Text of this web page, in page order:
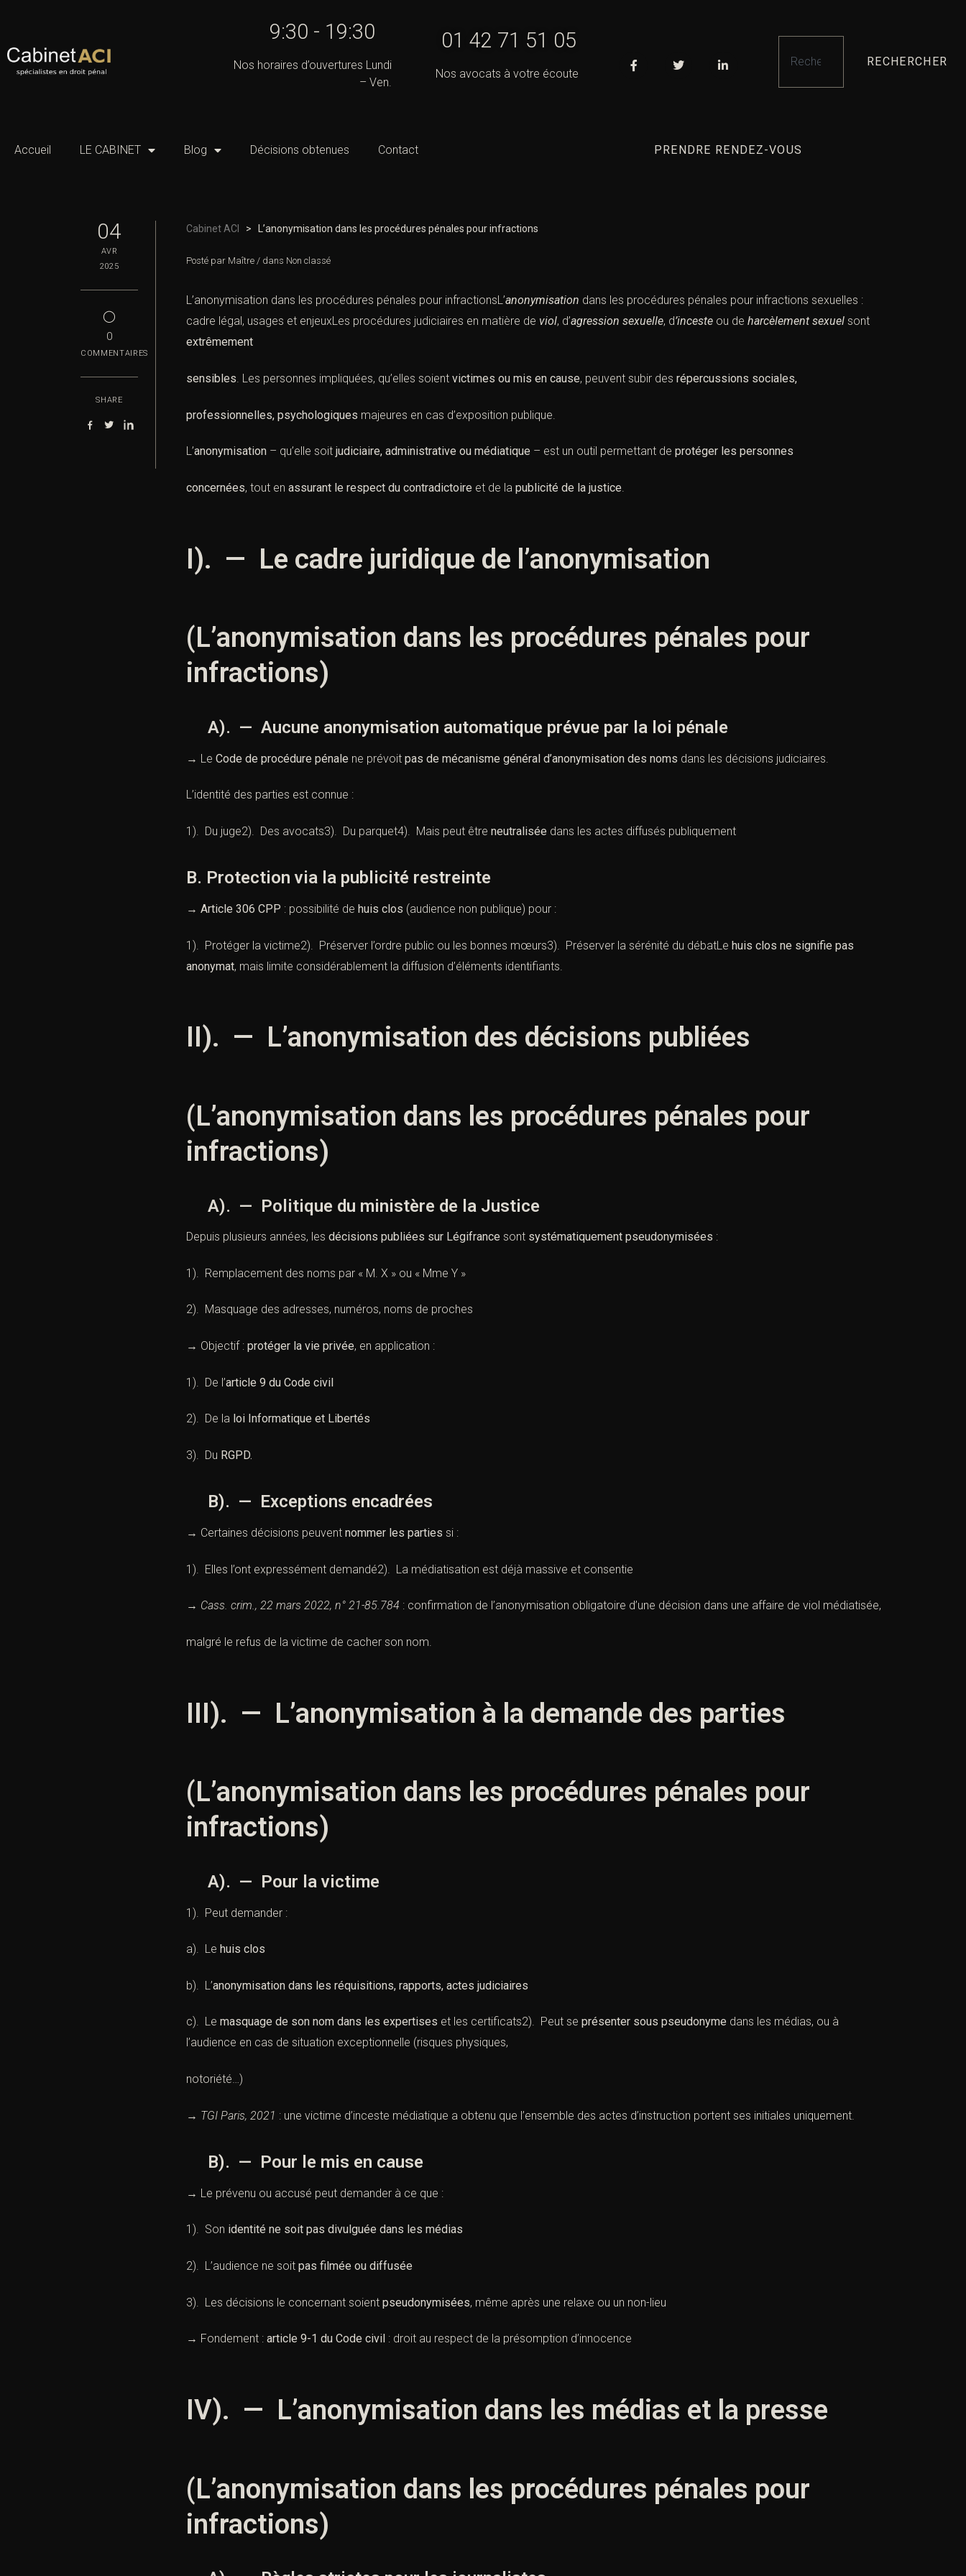
9:30 - 19:30
Nos horaires d’ouvertures Lundi
– Ven.
01 42 71 51 05
Nos avocats à votre écoute
RECHERCHER
Accueil LE CABINET Blog Décisions obtenues Contact PRENDRE RENDEZ-VOUS
04
AVR
2025
◯
0
COMMENTAIRES
SHARE
Cabinet ACI > L’anonymisation dans les procédures pénales pour infractions
Posté par Maître / dans Non classé
L’anonymisation dans les procédures pénales pour infractionsL’anonymisation dans les procédures pénales pour infractions sexuelles :
cadre légal, usages et enjeuxLes procédures judiciaires en matière de viol, d’agression sexuelle, d’inceste ou de harcèlement sexuel sont
extrêmement
sensibles. Les personnes impliquées, qu’elles soient victimes ou mis en cause, peuvent subir des répercussions sociales,
professionnelles, psychologiques majeures en cas d’exposition publique.
L’anonymisation – qu’elle soit judiciaire, administrative ou médiatique – est un outil permettant de protéger les personnes
concernées, tout en assurant le respect du contradictoire et de la publicité de la justice
I). — Le cadre juridique de l’anonymisation
(L’anonymisation dans les procédures pénales pour
infractions)
A). — Aucune anonymisation automatique prévue par la loi pénale
→ Le Code de procédure pénale ne prévoit pas de mécanisme général d’anonymisation des noms dans les décisions judiciaires.
L’identité des parties est connue :
1). Du juge2). Des avocats3). Du parquet4). Mais peut être neutralisée dans les actes diffusés publiquement
B. Protection via la publicité restreinte
→ Article 306 CPP : possibilité de huis clos (audience non publique) pour :
1). Protéger la victime2). Préserver l’ordre public ou les bonnes mœurs3). Préserver la sérénité du débatLe huis clos ne signifie pas
anonymat, mais limite considérablement la diffusion d’éléments identifiants.
II). — L’anonymisation des décisions publiées
(L’anonymisation dans les procédures pénales pour
infractions)
A). — Politique du ministère de la Justice
Depuis plusieurs années, les décisions publiées sur Légifrance sont systématiquement pseudonymisées :
1). Remplacement des noms par « M. X » ou « Mme Y »
2). Masquage des adresses, numéros, noms de proches
→ Objectif : protéger la vie privée, en application :
1). De l’article 9 du Code civil
2). De la loi Informatique et Libertés
3). Du RGPD.
B). — Exceptions encadrées
→ Certaines décisions peuvent nommer les parties si :
1). Elles l’ont expressément demandé2). La médiatisation est déjà massive et consentie
→ Cass. crim., 22 mars 2022, n° 21-85.784 : confirmation de l’anonymisation obligatoire d’une décision dans une affaire de viol médiatisée,
malgré le refus de la victime de cacher son nom.
III). — L’anonymisation à la demande des parties
(L’anonymisation dans les procédures pénales pour
infractions)
A). — Pour la victime
1). Peut demander :
a). Le huis clos
b). L’anonymisation dans les réquisitions, rapports, actes judiciaires
c). Le masquage de son nom dans les expertises et les certificats2). Peut se présenter sous pseudonyme dans les médias, ou à
l’audience en cas de situation exceptionnelle (risques physiques,
notoriété…)
→ TGI Paris, 2021 : une victime d’inceste médiatique a obtenu que l’ensemble des actes d’instruction portent ses initiales uniquement.
B). — Pour le mis en cause
→ Le prévenu ou accusé peut demander à ce que :
1). Son identité ne soit pas divulguée dans les médias
2). L’audience ne soit pas filmée ou diffusée
3). Les décisions le concernant soient pseudonymisées, même après une relaxe ou un non-lieu
→ Fondement : article 9-1 du Code civil : droit au respect de la présomption d’innocence
IV). — L’anonymisation dans les médias et la presse
(L’anonymisation dans les procédures pénales pour
infractions)